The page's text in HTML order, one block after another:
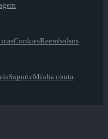
CookiesReembolsos
SuporteMinha conta